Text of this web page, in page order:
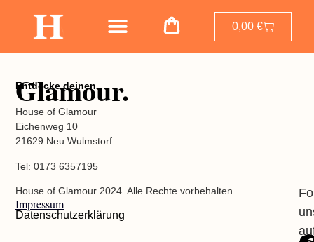
0,00€
Entdecke deinen
Glamour.
House of Glamour
Eichenweg 10
21629 Neu Wulmstorf
Tel: 0173 6357195
House of Glamour 2024. Alle Rechte vorbehalten.
Impressum
Datenschutzerklärung